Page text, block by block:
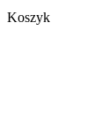
Koszyk